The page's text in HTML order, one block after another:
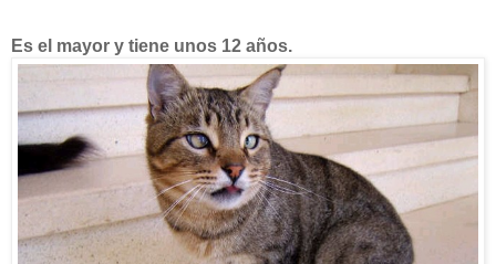
Es el mayor y tiene unos 12 años.